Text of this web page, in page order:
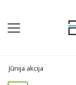
Jūnija akcija